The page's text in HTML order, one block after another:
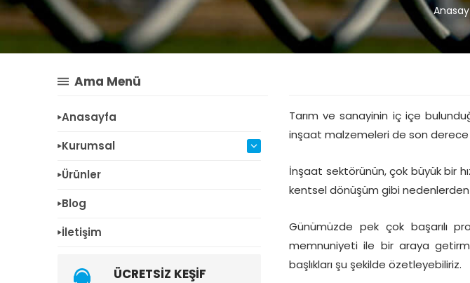
Tarım ve sanayinin iç içe
inşaat malzemeleri de son
İnşaat sektörünün, çok büyük bir
kentsel dönüşüm gibi
Günümüzde pek çok başarılı
memnuniyeti ile bir araya
başlıkları şu şekilde özetleyebiliriz.
Ama Menü
Anasayfa
Kurumsal
Ürünler
Blog
İletişim
ÜCRETSİZ KEŞİF